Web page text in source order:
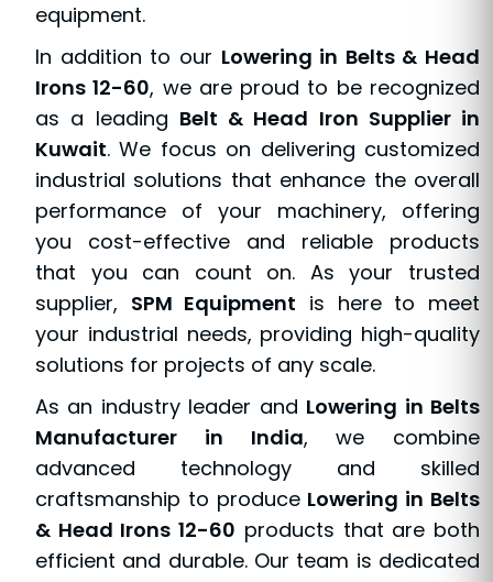
equipment.
In addition to our Lowering in Belts & Head
Irons 12-60, we are proud to be recognized
as a leading Belt & Head Iron Supplier in
Kuwait. We focus on delivering customized
industrial solutions that enhance the overall
performance of your machinery, offering
you cost-effective and reliable products
that you can count on. As your trusted
supplier, SPM Equipment is here to meet
your industrial needs, providing high-quality
solutions for projects of any scale.
As an industry leader and Lowering in Belts
Manufacturer in India, we combine
advanced technology and skilled
craftsmanship to produce Lowering in Belts
& Head Irons 12-60 products that are both
efficient and durable. Our team is dedicated